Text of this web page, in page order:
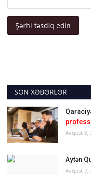
Şərhi təsdiq edin
SON XƏBƏRLƏR
Avqust 8,
Aytən
Avqust 7,